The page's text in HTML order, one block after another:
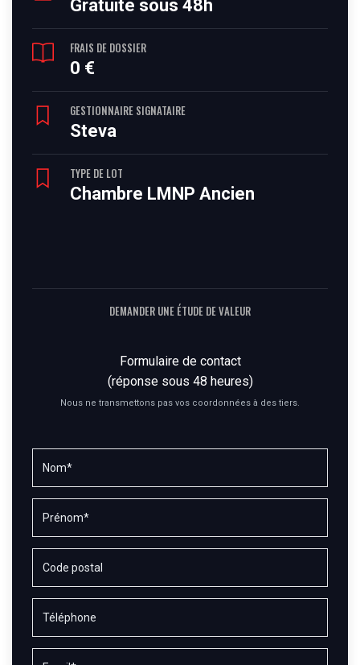
Gratuite sous 48h
FRAIS DE DOSSIER
0 €
GESTIONNAIRE SIGNATAIRE
Steva
TYPE DE LOT
Chambre LMNP Ancien
DEMANDER UNE ÉTUDE DE VALEUR
Formulaire de contact
(réponse sous 48 heures)
Nous ne transmettons pas vos coordonnées à des tiers.